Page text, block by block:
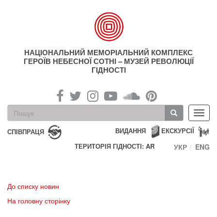
НАЦІОНАЛЬНИЙ МЕМОРІАЛЬНИЙ КОМПЛЕКС
ГЕРОЇВ НЕБЕСНОЇ СОТНІ – МУЗЕЙ РЕВОЛЮЦІЇ
ГІДНОСТІ
Пошукова
форма
Пошук
СПІВПРАЦЯ ЕКСКУРСІЇ
ВИДАННЯ
ТЕРИТОРІЯ ГІДНОСТІ: AR
УКР ENG
До списку новин
На головну сторінку